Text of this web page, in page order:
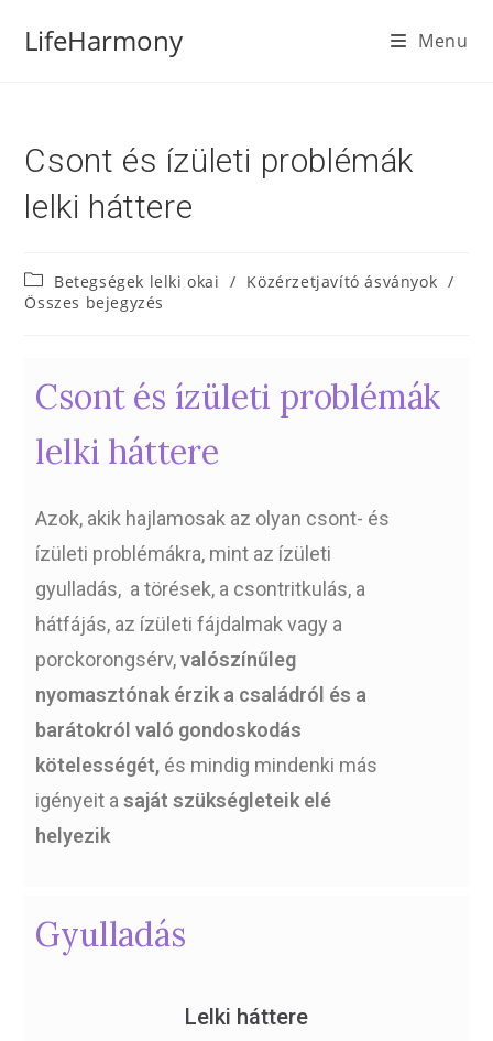
LifeHarmony Menu
Csont és ízületi problémák
lelki háttere
Betegségek lelki okai / Közérzetjavító ásványok /
Összes bejegyzés
Csont és ízületi problémák
lelki háttere
Azok, akik hajlamosak az olyan csont- és
ízületi problémákra, mint az ízületi
gyulladás, a törések, a csontritkulás, a
hátfájás, az ízületi fájdalmak vagy a
porckorongsérv,valószínűleg
nyomasztónak érzik a családról és a
barátokról való gondoskodás
kötelességét, és mindig mindenki más
igényeit asaját szükségleteik elé
helyezik
Gyulladás
Lelki háttere